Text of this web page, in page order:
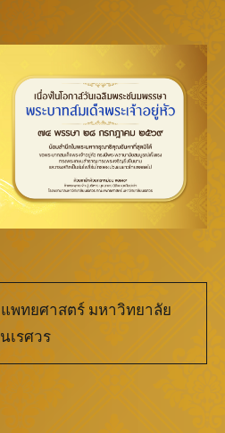
พทยศาสตร์ มหาวิทยาลัย
นเรศวร